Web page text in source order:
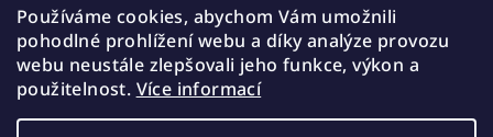
Používáme cookies, abychom Vám umožnili
pohodlné prohlížení webu a díky analýze provozu
webu neustále zlepšovali jeho funkce, výkon a
použitelnost. Více informací
Adresa
Ve Smečkách 603/13,
110 00 Nové Město
Praha, Czech republic